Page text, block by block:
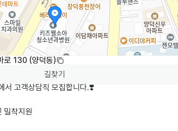
로 130 (양덕동)
길찾기
서 고객상담직 모집합니다.❣️
밀착지원